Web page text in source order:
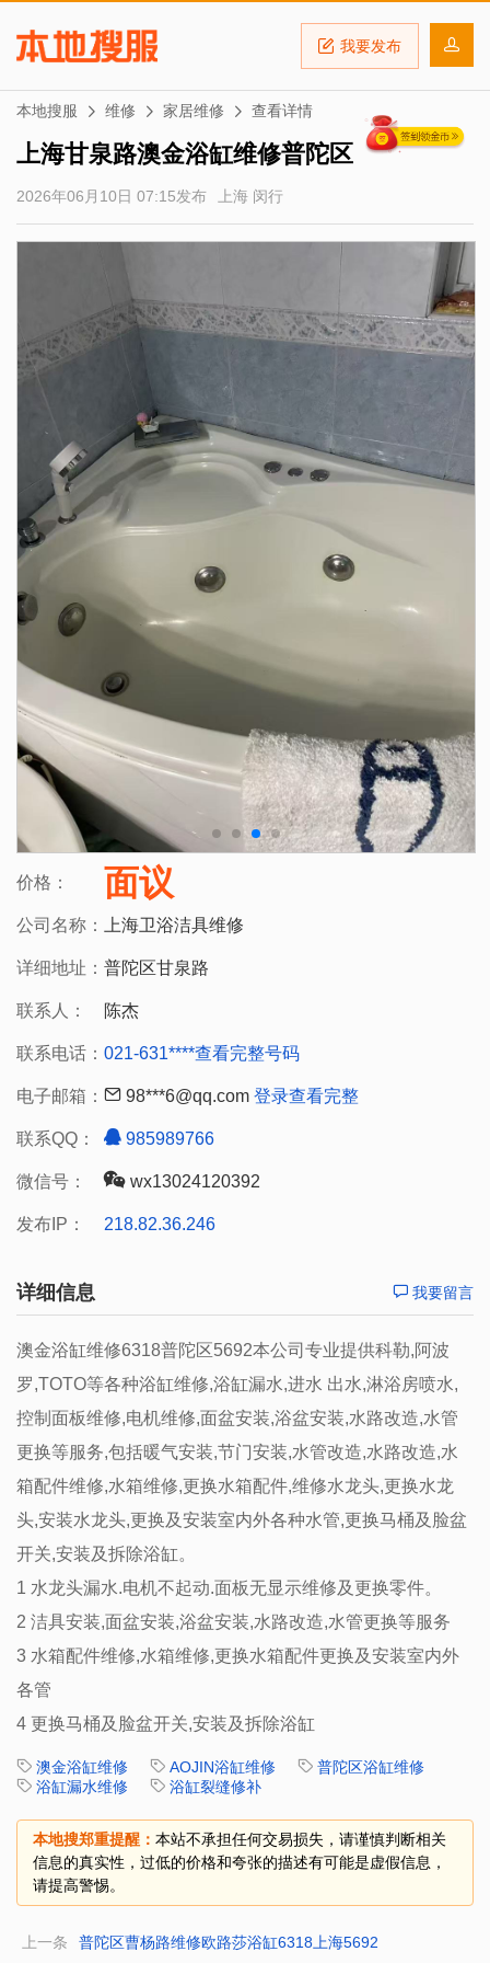
我要发布
本地搜服 维修 家居维修 查看详情
上海甘泉路澳金浴缸维修普陀区
2026年06月10日 07:15发布 上海 闵行
价格： 面议
公司名称： 上海卫浴洁具维修
详细地址： 普陀区甘泉路
联系人： 陈杰
联系电话： 021-631****查看完整号码
电子邮箱： 98***6@qq.com 登录查看完整
联系QQ： 985989766
微信号： wx13024120392
发布IP： 218.82.36.246
详细信息 我要留言
澳金浴缸维修6318普陀区5692本公司专业提供科勒,阿波
罗,TOTO等各种浴缸维修,浴缸漏水,进水 出水,淋浴房喷水,
控制面板维修,电机维修,面盆安装,浴盆安装,水路改造,水管
更换等服务,包括暖气安装,节门安装,水管改造,水路改造,水
箱配件维修,水箱维修,更换水箱配件,维修水龙头,更换水龙
头,安装水龙头,更换及安装室内外各种水管,更换马桶及脸盆
开关,安装及拆除浴缸。
1 水龙头漏水.电机不起动.面板无显示维修及更换零件。
2 洁具安装,面盆安装,浴盆安装,水路改造,水管更换等服务
3 水箱配件维修,水箱维修,更换水箱配件更换及安装室内外
各管
4 更换马桶及脸盆开关,安装及拆除浴缸
澳金浴缸维修 AOJIN浴缸维修
普陀区浴缸维修
浴缸漏水维修
浴缸裂缝修补
本地搜郑重提醒： 本站不承担任何交易损失，请谨慎判断相关
信息的真实性，过低的价格和夸张的描述有可能是虚假信息，
请提高警惕。
上一条 普陀区曹杨路维修欧路莎浴缸6318上海5692